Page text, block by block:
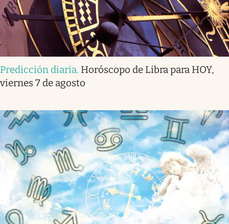
Predicción diaria. Horóscopo de Libra para HOY,
viernes 7 de agosto